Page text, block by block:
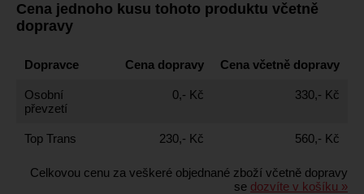
Cena jednoho kusu tohoto produktu včetně
dopravy
Dopravce Cena dopravy Cena včetně dopravy
Osobní
převzetí
0,- Kč 330,- Kč
Top Trans 230,- Kč 560,- Kč
Celkovou cenu za veškeré objednané zboží včetně dopravy
se dozvíte v košíku »